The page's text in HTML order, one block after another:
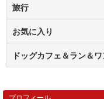
旅行
お気に入り
ドッグカフェ＆ラン＆
プロフィール